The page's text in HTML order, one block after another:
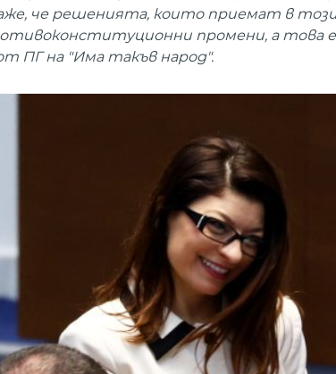
че решенията, които приемат в
промени, а това е
ПГ на "Има такъв народ".